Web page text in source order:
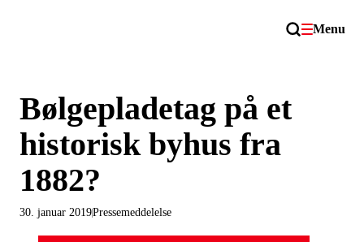
Menu
Bølgepladetag på et
historisk byhus fra
1882?
Pressemeddelelse
30. januar 2019